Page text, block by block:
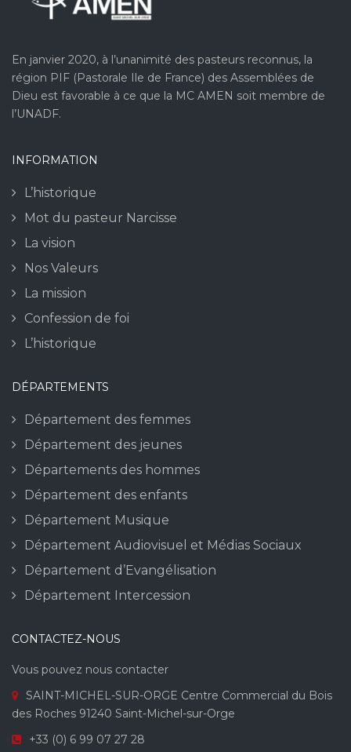
En janvier 2020, à l’unanimité des pasteurs reconnus, la
région PIF (Pastorale Ile de France) des Assemblées de
Dieu est favorable à ce que la MC AMEN soit membre de
l’UNADF.
INFORMATION
L’historique
Mot du pasteur Narcisse
La vision
Nos Valeurs
La mission
Confession de foi
L’historique
DÉPARTEMENTS
Département des femmes
Département des jeunes
Départements des hommes
Département des enfants
Département Musique
Département Audiovisuel et Médias Sociaux
Département d’Evangélisation
Département Intercession
CONTACTEZ-NOUS
Vous pouvez nous contacter
SAINT-MICHEL-SUR-ORGE Centre Commercial du Bois
des Roches 91240 Saint-Michel-sur-Orge
+33 (0) 6 99 07 27 28